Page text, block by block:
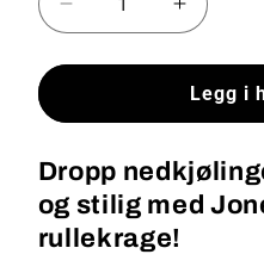
antallet
for
-
rullekrage
Øk
antallet
for
Jonel
-
Legg i
Dropp
og stilig med
rullekrage!